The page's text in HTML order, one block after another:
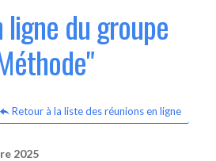
ligne du groupe
Retour à la liste des réunions en ligne
2025